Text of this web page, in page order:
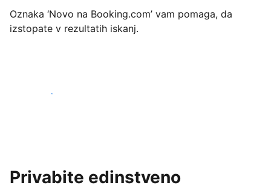
Oznaka ‘Novo na Booking.com’ vam pomaga, da
izstopate v rezultatih iskanj.
Začnite danes
Privabite edinstveno